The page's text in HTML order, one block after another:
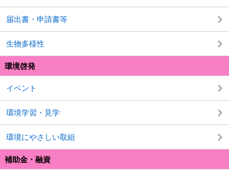
届出書・申請書等
生物多様性
環境啓発
イベント
環境学習・見学
環境にやさしい取組
補助金・融資